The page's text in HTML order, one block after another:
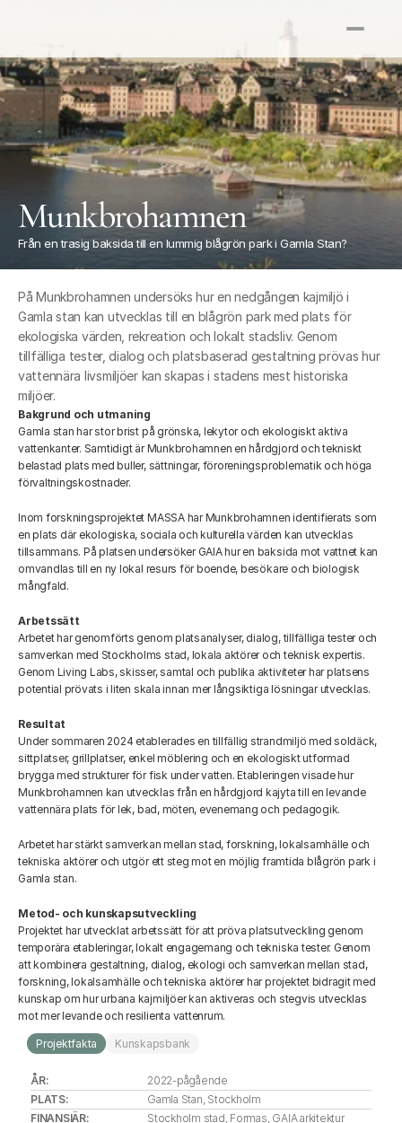
Munkbrohamnen
Från en trasig baksida till en lummig blågrön park i Gamla Stan?
På Munkbrohamnen undersöks hur en nedgången kajmiljö i
Gamla stan kan utvecklas till en blågrön park med plats för
ekologiska värden, rekreation och lokalt stadsliv. Genom
tillfälliga tester, dialog och platsbaserad gestaltning prövas hur
vattennära livsmiljöer kan skapas i stadens mest historiska
miljöer.
Bakgrund och utmaning
Gamla stan har stor brist på grönska, lekytor och ekologiskt aktiva
vattenkanter. Samtidigt är Munkbrohamnen en hårdgjord och tekniskt
belastad plats med buller, sättningar, föroreningsproblematik och höga
förvaltningskostnader.
Inom forskningsprojektet MASSA har Munkbrohamnen identifierats som
en plats där ekologiska, sociala och kulturella värden kan utvecklas
tillsammans. På platsen undersöker GAIA hur en baksida mot vattnet kan
omvandlas till en ny lokal resurs för boende, besökare och biologisk
mångfald.
Arbetssätt
Arbetet har genomförts genom platsanalyser, dialog, tillfälliga tester och
samverkan med Stockholms stad, lokala aktörer och teknisk expertis.
Genom Living Labs, skisser, samtal och publika aktiviteter har platsens
potential prövats i liten skala innan mer långsiktiga lösningar utvecklas.
Resultat
Under sommaren 2024 etablerades en tillfällig strandmiljö med soldäck,
sittplatser, grillplatser, enkel möblering och en ekologiskt utformad
brygga med strukturer för fisk under vatten. Etableringen visade hur
Munkbrohamnen kan utvecklas från en hårdgjord kajyta till en levande
vattennära plats för lek, bad, möten, evenemang och pedagogik.
Arbetet har stärkt samverkan mellan stad, forskning, lokalsamhälle och
tekniska aktörer och utgör ett steg mot en möjlig framtida blågrön park i
Gamla stan.
Metod- och kunskapsutveckling
Projektet har utvecklat arbetssätt för att pröva platsutveckling genom
temporära etableringar, lokalt engagemang och tekniska tester. Genom
att kombinera gestaltning, dialog, ekologi och samverkan mellan stad,
forskning, lokalsamhälle och tekniska aktörer har projektet bidragit med
kunskap om hur urbana kajmiljöer kan aktiveras och stegvis utvecklas
mot mer levande och resilienta vattenrum.
Projektfakta Kunskapsbank
ÅR:
2022-pågående
PLATS:
Gamla Stan, Stockholm
FINANSIÄR:
Stockholm stad, Formas, GAIA arkitektur